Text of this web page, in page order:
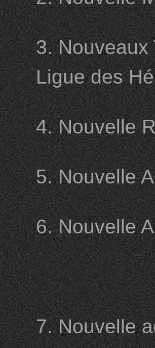
3. Nouveaux
Ligue des
4. Nouvelle
5. Nouvelle
6. Nouvelle
7. Nouvelle